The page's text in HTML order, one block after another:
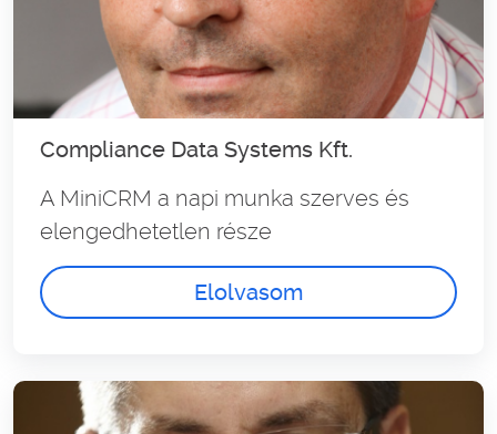
Compliance Data Systems Kft.
A MiniCRM a napi munka szerves és
elengedhetetlen része
Elolvasom